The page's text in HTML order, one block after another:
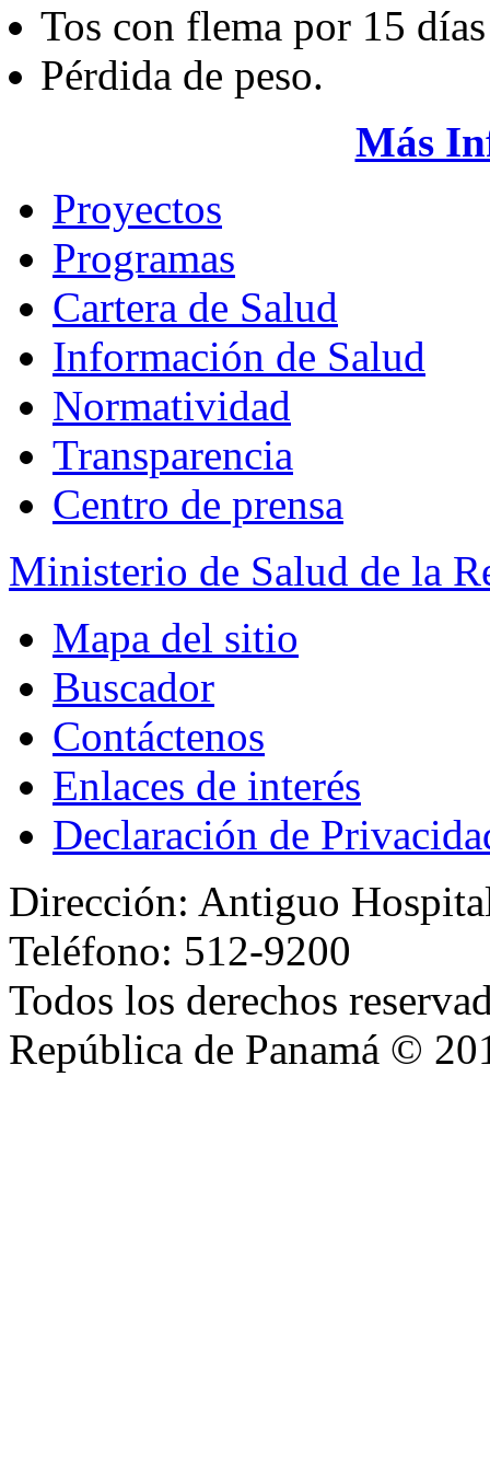
Tos con flema por 15
Pérdida de peso.
Más
Proyectos
Programas
Cartera de Salud
Información de Salud
Normatividad
Transparencia
Centro de prensa
Ministerio de Salud de la
Mapa del sitio
Buscador
Contáctenos
Enlaces de interés
Declaración de
Dirección: Antiguo
Teléfono: 512-9200
Todos los derechos
República de Panamá ©